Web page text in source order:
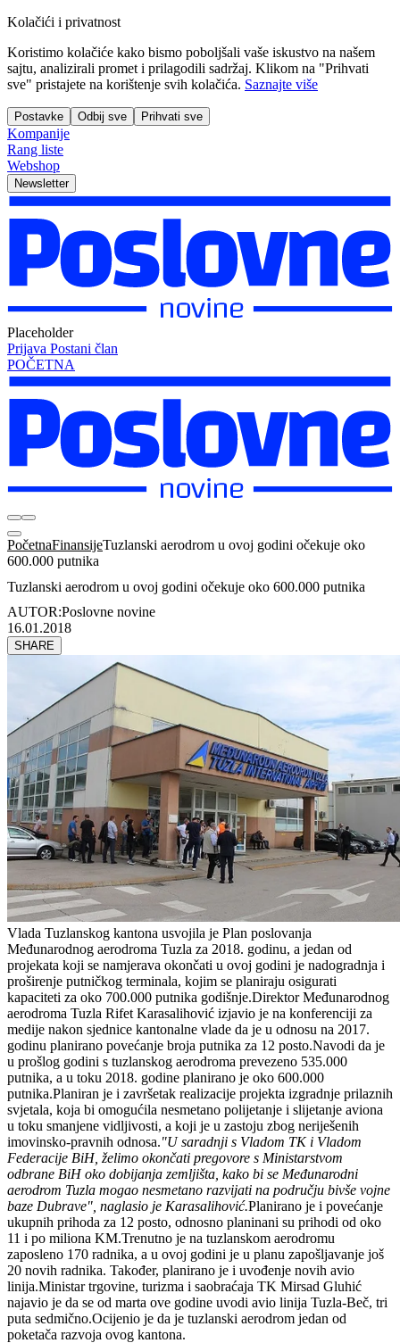
Kolačići i privatnost
Koristimo kolačiće kako bismo poboljšali vaše iskustvo na našem
sajtu, analizirali promet i prilagodili sadržaj. Klikom na "Prihvati
sve" pristajete na korištenje svih kolačića. Saznajte više
Postavke Odbij sve Prihvati sve
Kompanije
Rang liste
Webshop
Newsletter
Placeholder
Prijava Postani član
POČETNA
PočetnaFinansijeTuzlanski aerodrom u ovoj godini očekuje oko
600.000 putnika
Tuzlanski aerodrom u ovoj godini očekuje oko 600.000 putnika
AUTOR:Poslovne novine
16.01.2018
SHARE
Vlada Tuzlanskog kantona usvojila je Plan poslovanja
Međunarodnog aerodroma Tuzla za 2018. godinu, a jedan od
projekata koji se namjerava okončati u ovoj godini je nadogradnja i
proširenje putničkog terminala, kojim se planiraju osigurati
kapaciteti za oko 700.000 putnika godišnje.Direktor Međunarodnog
aerodroma Tuzla Rifet Karasalihović izjavio je na konferenciji za
medije nakon sjednice kantonalne vlade da je u odnosu na 2017.
godinu planirano povećanje broja putnika za 12 posto.Navodi da je
u prošlog godini s tuzlanskog aerodroma prevezeno 535.000
putnika, a u toku 2018. godine planirano je oko 600.000
putnika.Planiran je i završetak realizacije projekta izgradnje prilaznih
svjetala, koja bi omogućila nesmetano polijetanje i slijetanje aviona
u toku smanjene vidljivosti, a koji je u zastoju zbog neriješenih
imovinsko-pravnih odnosa."U saradnji s Vladom TK i Vladom
Federacije BiH, želimo okončati pregovore s Ministarstvom
odbrane BiH oko dobijanja zemljišta, kako bi se Međunarodni
aerodrom Tuzla mogao nesmetano razvijati na području bivše vojne
baze Dubrave", naglasio je Karasalihović.Planirano je i povećanje
ukupnih prihoda za 12 posto, odnosno planinani su prihodi od oko
11 i po miliona KM.Trenutno je na tuzlanskom aerodromu
zaposleno 170 radnika, a u ovoj godini je u planu zapošljavanje još
20 novih radnika. Također, planirano je i uvođenje novih avio
linija.Ministar trgovine, turizma i saobraćaja TK Mirsad Gluhić
najavio je da se od marta ove godine uvodi avio linija Tuzla-Beč, tri
puta sedmično.Ocijenio je da je tuzlanski aerodrom jedan od
poketača razvoja ovog kantona.